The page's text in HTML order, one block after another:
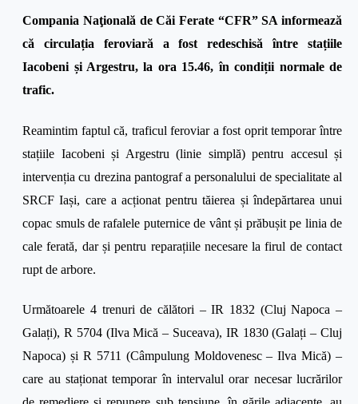
Compania Naţională de Căi Ferate “CFR” SA informează
că circulația feroviară a fost redeschisă între stațiile
Iacobeni și Argestru,la ora 15.46, în condiții normale de
trafic.
Reamintim faptul că, traficul feroviar a fost oprit temporar între
stațiile Iacobeni și Argestru(linie simplă)pentru accesul și
intervențiacu drezina pantograf a personalului de specialitate al
SRCF Iași, care a acționat pentru tăierea și îndepărtarea unui
copac smuls de rafalele puternice de vânt și prăbușit pe linia de
cale ferată, dar și pentru reparațiile necesare la firul de contact
rupt de arbore.
Următoarele 4 trenuri de călători – IR 1832 (Cluj Napoca –
Galați), R 5704 (Ilva Mică – Suceava), IR 1830 (Galați – Cluj
Napoca) și R 5711 (Câmpulung Moldovenesc – Ilva Mică) –
care au staționat temporar în intervalul orar necesar lucrărilor